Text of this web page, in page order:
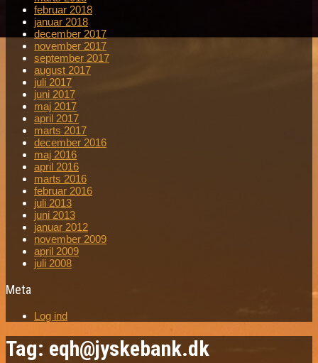
februar 2018
januar 2018
december 2017
november 2017
september 2017
august 2017
juli 2017
juni 2017
maj 2017
april 2017
marts 2017
december 2016
maj 2016
april 2016
marts 2016
februar 2016
juli 2013
juni 2013
januar 2012
november 2009
april 2009
juli 2008
Meta
Log ind
Tag: eqh@jyskebank.dk